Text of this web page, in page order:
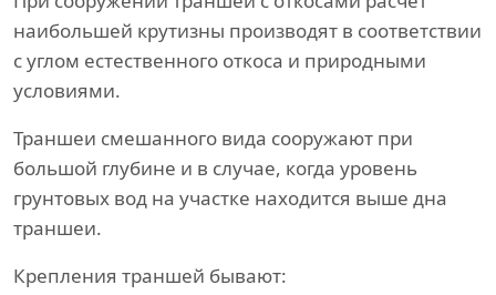
наибольшей крутизны производят в соответствии
с углом естественного откоса и природными
условиями.
Траншеи смешанного вида сооружают при
большой глубине и в случае, когда уровень
грунтовых вод на участке находится выше дна
траншеи.
Крепления траншей бывают: